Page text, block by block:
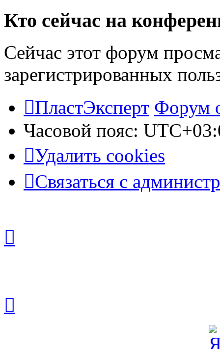
Кто сейчас на
Сейчас этот форум
зарегистрированных
ПластЭксперт Форум
Часовой пояс:
Удалить cookies
Связаться с